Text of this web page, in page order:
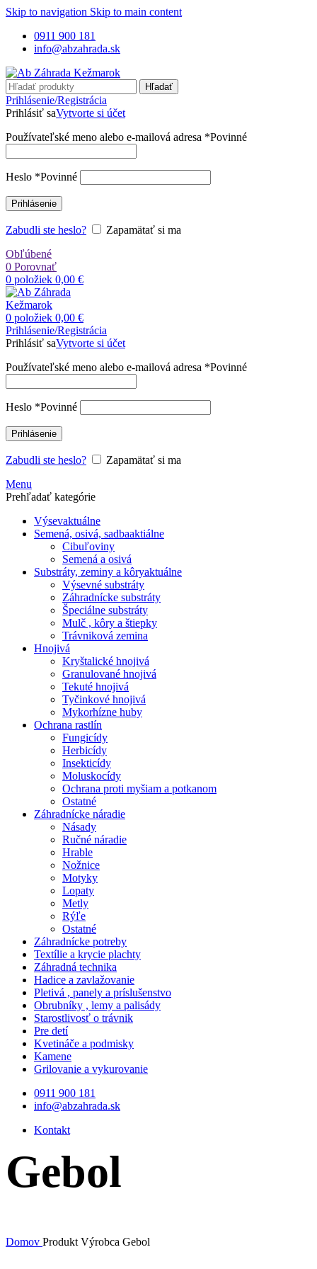
Skip to navigation Skip to main content
0911 900 181
info@abzahrada.sk
Hľadať
Prihlásenie/Registrácia
Prihlásiť saVytvorte si účet
Používateľské meno alebo e-mailová adresa *Povinné
Heslo *Povinné
Prihlásenie
Zabudli ste heslo?
Zapamätať si ma
Obľúbené
0 Porovnať
0 položiek 0,00 €
0 položiek 0,00 €
Prihlásenie/Registrácia
Prihlásiť saVytvorte si účet
Používateľské meno alebo e-mailová adresa *Povinné
Heslo *Povinné
Prihlásenie
Zabudli ste heslo?
Zapamätať si ma
Menu
Prehľadať kategórie
Výsevaktuálne
Semená, osivá, sadbaaktiálne
Cibuľoviny
Semená a osivá
Substráty, zeminy a kôryaktuálne
Výsevné substráty
Záhradnícke substráty
Špeciálne substráty
Mulč , kôry a štiepky
Trávniková zemina
Hnojivá
Kryštalické hnojivá
Granulované hnojivá
Tekuté hnojivá
Tyčinkové hnojivá
Mykorhízne huby
Ochrana rastlín
Fungicídy
Herbicídy
Insekticídy
Moluskocídy
Ochrana proti myšiam a potkanom
Ostatné
Záhradnícke náradie
Násady
Ručné náradie
Hrable
Nožnice
Motyky
Lopaty
Metly
Rýľe
Ostatné
Záhradnícke potreby
Textílie a krycie plachty
Záhradná technika
Hadice a zavlažovanie
Pletivá , panely a príslušenstvo
Obrubníky , lemy a palisády
Starostlivosť o trávnik
Pre detí
Kvetináče a podmisky
Kamene
Grilovanie a vykurovanie
0911 900 181
info@abzahrada.sk
Kontakt
Gebol
Domov Produkt Výrobca Gebol